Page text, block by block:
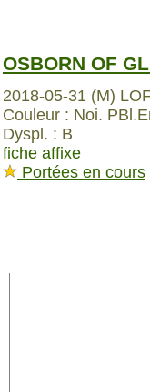
OSBORN OF
2018-05-31 (M)
Couleur : Noi.
Dyspl. : B
fiche affixe
Portées en cours